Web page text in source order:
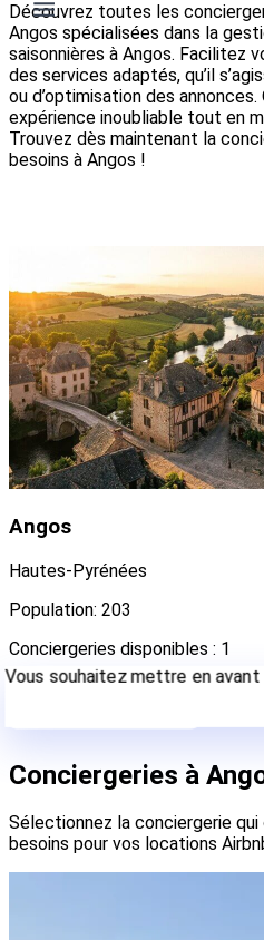
Découvrez toutes les
Angos spécialisées dans la
saisonnières à Angos. Facilitez
des services adaptés, qu’il
ou d’optimisation des
expérience inoubliable tout en
Trouvez dès maintenant la
besoins à Angos !
Angos
Hautes-Pyrénées
Population: 203
Conciergeries disponibles : 1
Vous souhaitez mettre en
Conciergeries à
Sélectionnez la conciergerie
besoins pour vos locations